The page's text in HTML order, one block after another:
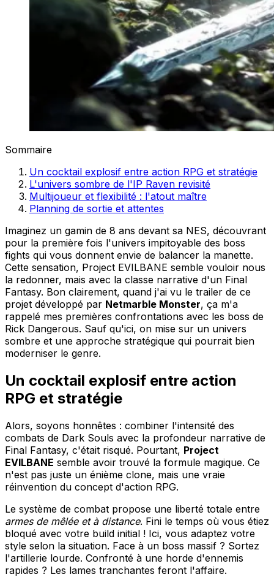
Sommaire
Un cocktail explosif entre action RPG et stratégie
L'univers sombre de l'IP Raven revisité
Multijoueur et flexibilité : l'atout maître
Planning de sortie et attentes
Imaginez un gamin de 8 ans devant sa NES, découvrant
pour la première fois l'univers impitoyable des boss
fights qui vous donnent envie de balancer la manette.
Cette sensation, Project EVILBANE semble vouloir nous
la redonner, mais avec la classe narrative d'un Final
Fantasy. Bon clairement, quand j'ai vu le trailer de ce
projet développé par Netmarble Monster, ça m'a
rappelé mes premières confrontations avec les boss de
Rick Dangerous. Sauf qu'ici, on mise sur un univers
sombre et une approche stratégique qui pourrait bien
moderniser le genre.
Un cocktail explosif entre action
RPG et stratégie
Alors, soyons honnêtes : combiner l'intensité des
combats de Dark Souls avec la profondeur narrative de
Final Fantasy, c'était risqué. Pourtant, Project
EVILBANE semble avoir trouvé la formule magique. Ce
n'est pas juste un énième clone, mais une vraie
réinvention du concept d'action RPG.
Le système de combat propose une liberté totale entre
armes de mêlée et à distance. Fini le temps où vous étiez
bloqué avec votre build initial ! Ici, vous adaptez votre
style selon la situation. Face à un boss massif ? Sortez
l'artillerie lourde. Confronté à une horde d'ennemis
rapides ? Les lames tranchantes feront l'affaire.